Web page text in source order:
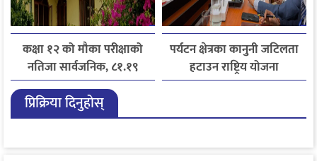
कक्षा १२ को मौका परीक्षाको
नतिजा सार्वजनिक, ८१.१९
प्रतिशत विद्यार्थी उत्तीर्ण
पर्यटन क्षेत्रका कानुनी जटिलता
हटाउन राष्ट्रिय योजना
आयोगसमक्ष होटल संघ
प्रिक्रिया दिनुहोस्